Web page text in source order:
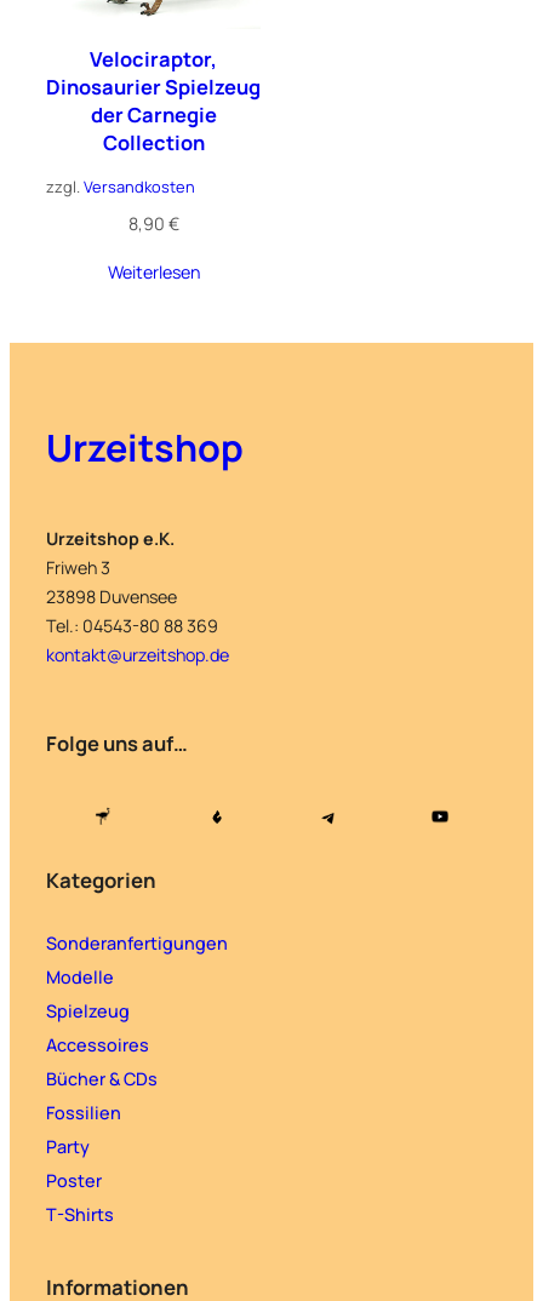
Velociraptor,
Dinosaurier Spielzeug
der Carnegie
Collection
zzgl.Versandkosten
8,90 €
Weiterlesen
Urzeitshop
Urzeitshop e.K.
Friweh 3
23898 Duvensee
Tel.: 04543-80 88 369
kontakt@urzeitshop.de
Folge uns auf…
Kategorien
Sonderanfertigungen
Modelle
Spielzeug
Accessoires
Bücher & CDs
Fossilien
Party
Poster
T-Shirts
Informationen